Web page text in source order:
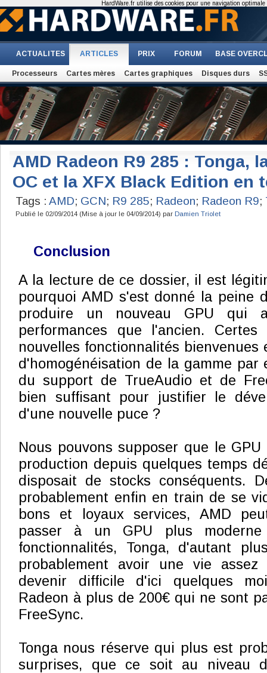
ACTUALITES ARTICLES PRIX FORUM BASE
Processeurs Cartes mères Cartes graphiques Disques durs
AMD Radeon R9 285 : Tonga,
OC et la XFX Black Edition en
Tags : AMD; GCN; R9 285; Radeon; Radeon R9;
Publié le 02/09/2014 (Mise à jour le 04/09/2014) par Damien Triolet
Conclusion
A la lecture de ce dossier, il est
pourquoi AMD s'est donné la peine
produire un nouveau GPU qui
performances que l'ancien.
nouvelles fonctionnalités
d'homogénéisation de la gamme par
du support de TrueAudio et de
bien suffisant pour justifier le
d'une nouvelle puce ?
Nous pouvons supposer que le
production depuis quelques temps
disposait de stocks conséquents.
probablement enfin en train de se
bons et loyaux services, AMD
passer à un GPU plus
fonctionnalités, Tonga, d'autant
probablement avoir une vie
devenir difficile d'ici quelques
Radeon à plus de 200€ qui ne sont
FreeSync.
Tonga nous réserve qui plus est
surprises, que ce soit au niveau
HardWare.fr utilise des cookies pour une navigation